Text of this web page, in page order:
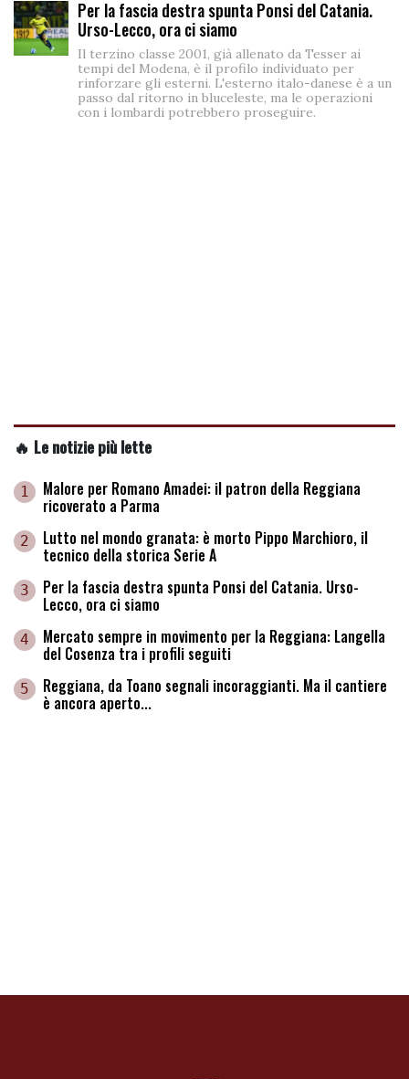
Per la fascia destra spunta Ponsi del Catania.
Urso-Lecco, ora ci siamo
Il terzino classe 2001, già allenato da Tesser ai
tempi del Modena, è il profilo individuato per
rinforzare gli esterni. L'esterno italo-danese è a un
passo dal ritorno in bluceleste, ma le operazioni
con i lombardi potrebbero proseguire.
🔥 Le notizie più lette
1 Malore per Romano Amadei: il patron della Reggiana
ricoverato a Parma
2 Lutto nel mondo granata: è morto Pippo Marchioro, il
tecnico della storica Serie A
3 Per la fascia destra spunta Ponsi del Catania. Urso-
Lecco, ora ci siamo
4 Mercato sempre in movimento per la Reggiana: Langella
del Cosenza tra i profili seguiti
5 Reggiana, da Toano segnali incoraggianti. Ma il cantiere
è ancora aperto...